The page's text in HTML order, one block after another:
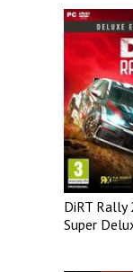
DiRT Rally
Super